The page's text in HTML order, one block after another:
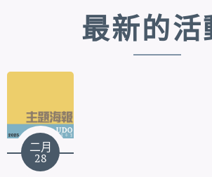
最新的活
二月
28